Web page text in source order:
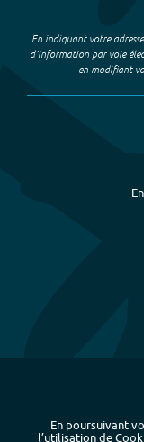
En indiquant votre
d’information par voie
en modifiant
En poursuivant
l’utilisation de